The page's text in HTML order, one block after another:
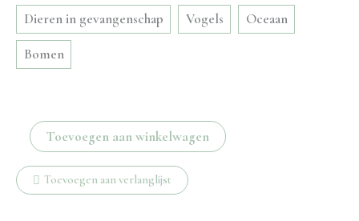
Dieren in gevangenschap Vogels Oceaan
Bomen
Fish
ketting
aantal
Toevoegen aan winkelwagen
Toevoegen aan verlanglijst